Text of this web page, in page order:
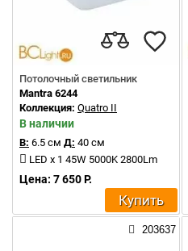
Потолочный светильник
Mantra 6244
Коллекция: Quatro II
В наличии
В: 6.5 см Д: 40 см
LED x 1 45W 5000K 2800Lm
Цена: 7 650 Р.
Купить
203637